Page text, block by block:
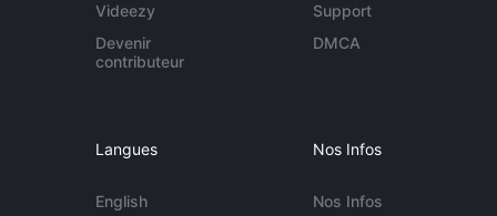
Videezy
Devenir
contributeur
Support
DMCA
Langues
English
Nos Infos
Nos Infos